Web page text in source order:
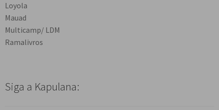
Loyola
Mauad
Multicamp/ LDM
Ramalivros
Siga a Kapulana: